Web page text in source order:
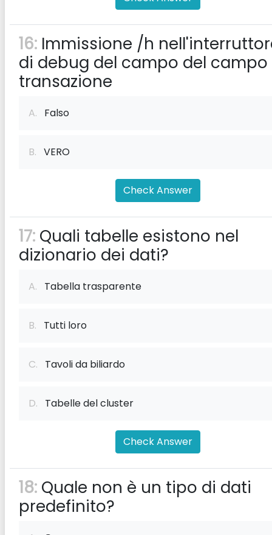
16: Immissione /h
di debug del campo del campo
transazione
A. Falso
B. VERO
Check Answer
17: Quali tabelle esistono nel
dizionario dei dati?
A. Tabella trasparente
B. Tutti loro
C. Tavoli da biliardo
D. Tabelle del cluster
Check Answer
18: Quale non è un tipo di dati
predefinito?